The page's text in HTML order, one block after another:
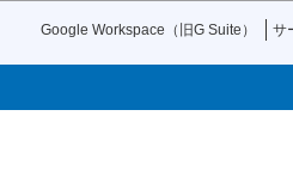
Google Workspace（旧G Suite） サ